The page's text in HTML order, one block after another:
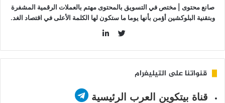
صانع محتوى | مختص في التسويق بالمحتوى مهتم بالعملات الرقمية المشفرة
وبتقنية البلوكشين أؤمن بأنها يوما ما ستكون لها الكلمة الأعلى في اقتصاد الغد.
قنواتنا على التيليغرام
قناة بيتكوين العرب الرئيسية